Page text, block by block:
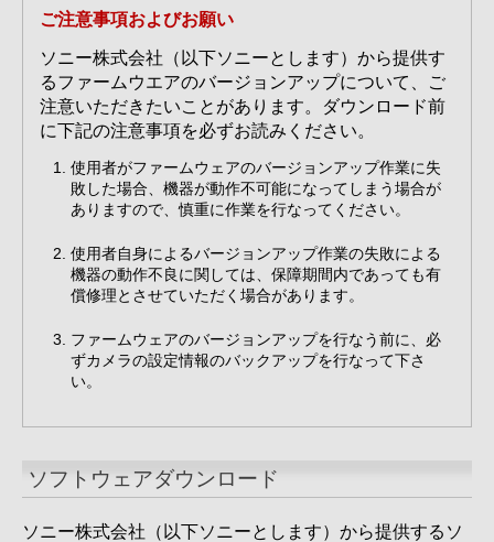
ご注意事項およびお願い
ソニー株式会社（以下ソニーとします）から提供す
るファームウエアのバージョンアップについて、ご
注意いただきたいことがあります。ダウンロード前
に下記の注意事項を必ずお読みください。
使用者がファームウェアのバージョンアップ作業に失
敗した場合、機器が動作不可能になってしまう場合が
ありますので、慎重に作業を行なってください。
使用者自身によるバージョンアップ作業の失敗による
機器の動作不良に関しては、保障期間内であっても有
償修理とさせていただく場合があります。
ファームウェアのバージョンアップを行なう前に、必
ずカメラの設定情報のバックアップを行なって下さ
い。
ソフトウェアダウンロード
ソニー株式会社（以下ソニーとします）から提供するソ